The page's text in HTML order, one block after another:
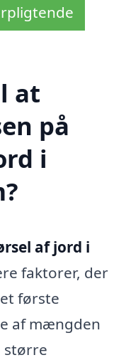
at
på
i
af jord i
faktorer, der
første
af mængden
større